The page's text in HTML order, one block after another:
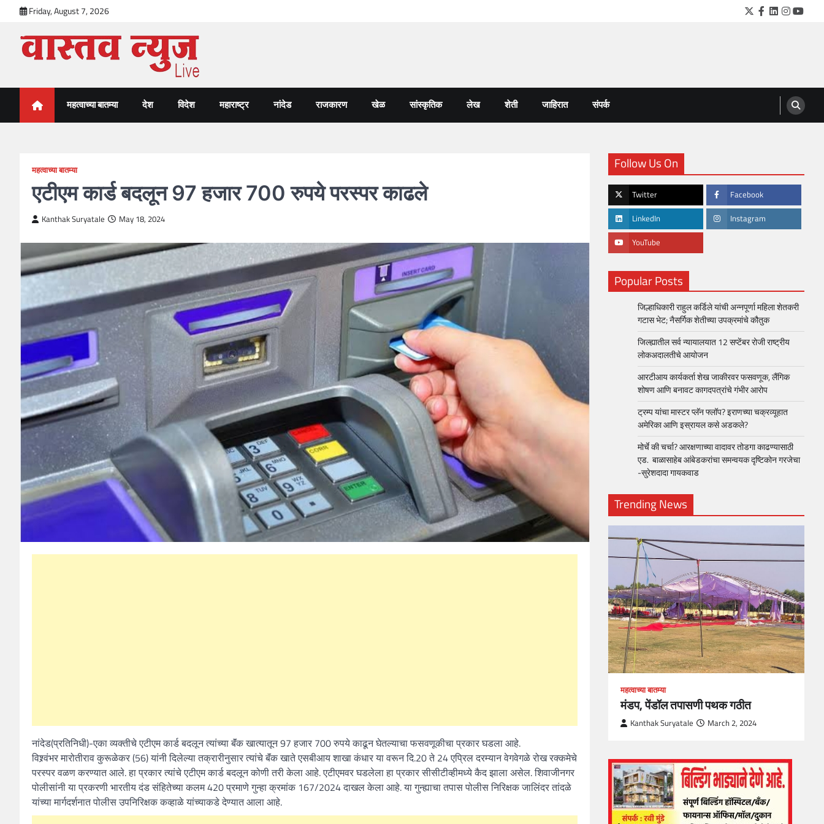
content
Friday, August 7, 2026 Twitter
Facebook
LinkedIn
VastavNEWSLive.com
महत्वाच्या बातम्या देश विदेश महाराष्ट्र नांदेड राजकारण खेळ सांस्कृतिक लेख शेती जाहिरात संपर्क
महत्वाच्या बातम्या
एटीएम कार्ड बदलून 97 हजार 700 रुपये परस्पर काढले
Kanthak Suryatale May 18, 2024
नांदेड(प्रतिनिधी)-एका व्यक्तीचे एटीएम कार्ड बदलून त्यांच्या बॅंक खात्यातून 97 हजार 700 रुपये काढून घेतल्याचा फसवणूकीचा प्रकार घडला आहे.
विश्र्वंभर मारोतीराव कुरूळेकर (56) यांनी दिलेल्या तक्रारीनुसार त्यांचे बॅंक खाते एसबीआय शाखा कंधार या वरून दि.20 ते 24 एप्रिल दरम्यान वेगवेगळे रोख रक्कमेचे
परस्पर वळण करण्यात आले. हा प्रकार त्यांचे एटीएम कार्ड बदलून कोणी तरी केला आहे. एटीएमवर घडलेला हा प्रकार सीसीटीव्हीमध्ये कैद झाला असेल. शिवाजीनगर
पोलीसांनी या प्रकरणी भारतीय दंड संहितेच्या कलम 420 प्रमाणे गुन्हा क्रमांक 167/2024 दाखल केला आहे. या गुन्ह्याचा तपास पोलीस निरिक्षक जालिंदर तांदळे
यांच्या मार्गदर्शनात पोलीस उपनिरिक्षक कव्हाळे यांच्याकडे देण्यात आला आहे.
Follow Us On
Twitter Facebook
LinkedIn Instagram
YouTube
Popular Posts
जिल्हाधिकारी राहुल कर्डिले यांची अन्नपूर्णा महिला शेतकरी
गटास भेट; नैसर्गिक शेतीच्या उपक्रमांचे कौतुक
जिल्ह्यातील सर्व न्यायालयात 12 सप्टेंबर रोजी राष्ट्रीय
लोकअदालतीचे आयोजन
आरटीआय कार्यकर्ता शेख जाकीरवर फसवणूक, लैंगिक
शोषण आणि बनावट कागदपत्रांचे गंभीर आरोप
ट्रम्प यांचा मास्टर प्लॅन फ्लॉप? इराणच्या चक्रव्यूहात
अमेरिका आणि इस्रायल कसे अडकले?
मोर्चे की चर्चा? आरक्षणाच्या वादावर तोडगा काढण्यासाठी
एड. बाळासाहेब आंबेडकरांचा समन्वयक दृष्टिकोन गरजेचा
-सुरेशदादा गायकवाड
Trending News
महत्वाच्या बातम्या
What Is a Front-End Developer?
महत्वाच्या बातम्या
मंडप, पेंडॉल तपासणी पथक गठीत
Kanthak Suryatale March 2, 2024